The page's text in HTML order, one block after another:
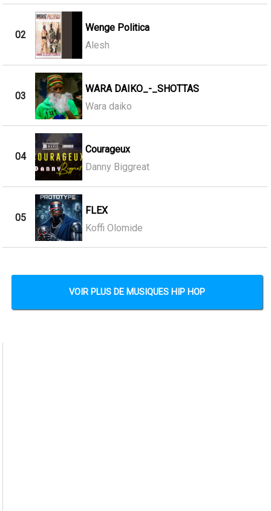
02
Wenge Politica
Alesh
03
WARA DAIKO_-_SHOTTAS
Wara daiko
04
Courageux
Danny Biggreat
05
FLEX
Koffi Olomide
VOIR PLUS DE MUSIQUES HIP HOP